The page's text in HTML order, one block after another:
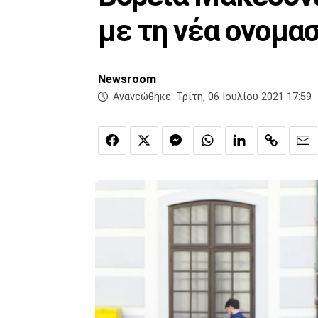
με τη νέα
Newsroom
Ανανεώθηκε: Τρίτη, 06 Ιουλίου 2021 17:59